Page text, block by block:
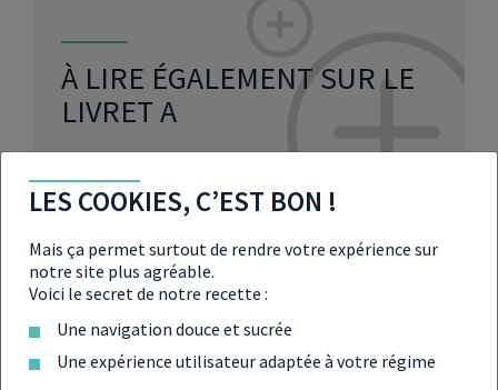
À LIRE ÉGALEMENT SUR LE
LIVRET A
La rémunération du Livret A devrait
Le livret A au service du climat ?
LES COOKIES, C’EST BON !
Mais ça permet surtout de rendre votre expérience sur
notre site plus agréable.
Voici le secret de notre recette :
Une navigation douce et sucrée
Une expérience utilisateur adaptée à votre régime